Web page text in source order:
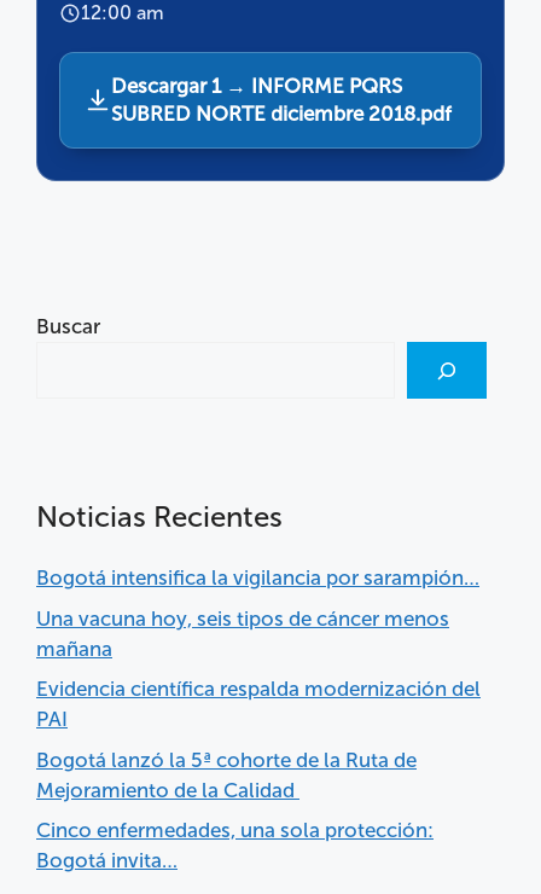
12:00 am
Descargar 1 → INFORME PQRS
SUBRED NORTE diciembre 2018.pdf
Buscar
Noticias Recientes
Bogotá intensifica la vigilancia por sarampión…
Una vacuna hoy, seis tipos de cáncer menos
mañana
Evidencia científica respalda modernización del
PAI
Bogotá lanzó la 5ª cohorte de la Ruta de
Mejoramiento de la Calidad
Cinco enfermedades, una sola protección:
Bogotá invita…